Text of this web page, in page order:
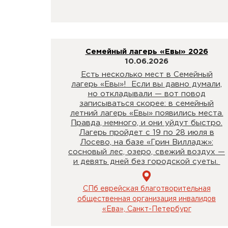
Семейный лагерь «Евы» 2026
10.06.2026
Есть несколько мест в Семейный
лагерь «Евы»! Если вы давно думали,
но откладывали — вот повод
записываться скорее: в семейный
летний лагерь «Евы» появились места.
Правда, немного, и они уйдут быстро.
Лагерь пройдет с 19 по 28 июля в
Лосево, на базе «Грин Вилладж»:
сосновый лес, озеро, свежий воздух —
и девять дней без городской суеты.
СПб еврейская благотворительная
общественная организация инвалидов
«Ева», Санкт-Петербург